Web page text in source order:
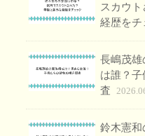
スカウ
経歴をチ
長嶋茂雄
は誰？子
査
鈴木憲和